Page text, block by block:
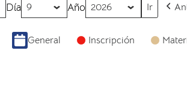
Día Año
General Inscripción